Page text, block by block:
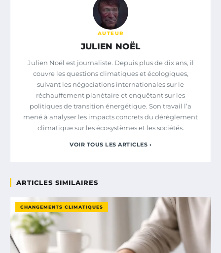
AUTEUR
JULIEN NOËL
Julien Noël est journaliste. Depuis plus de dix ans, il
couvre les questions climatiques et écologiques,
suivant les négociations internationales sur le
réchauffement planétaire et enquêtant sur les
politiques de transition énergétique. Son travail l’a
mené à analyser les impacts concrets du dérèglement
climatique sur les écosystèmes et les sociétés.
VOIR TOUS LES ARTICLES ›
ARTICLES SIMILAIRES
CHANGEMENTS CLIMATIQUES